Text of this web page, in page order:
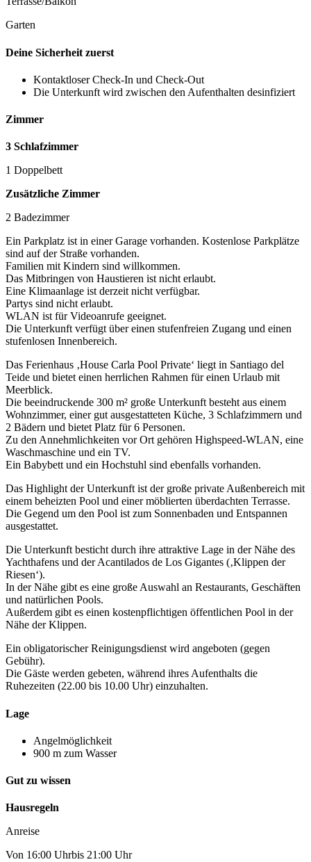
Garten
Deine Sicherheit zuerst
Kontaktloser Check-In und Check-Out
Die Unterkunft wird zwischen den Aufenthalten desinfiziert
Zimmer
3 Schlafzimmer
1 Doppelbett
Zusätzliche Zimmer
2 Badezimmer
Ein Parkplatz ist in einer Garage vorhanden. Kostenlose Parkplätze
sind auf der Straße vorhanden.
Familien mit Kindern sind willkommen.
Das Mitbringen von Haustieren ist nicht erlaubt.
Eine Klimaanlage ist derzeit nicht verfügbar.
Partys sind nicht erlaubt.
WLAN ist für Videoanrufe geeignet.
Die Unterkunft verfügt über einen stufenfreien Zugang und einen
stufenlosen Innenbereich.
Das Ferienhaus ‚House Carla Pool Private‘ liegt in Santiago del
Teide und bietet einen herrlichen Rahmen für einen Urlaub mit
Meerblick.
Die beeindruckende 300 m² große Unterkunft besteht aus einem
Wohnzimmer, einer gut ausgestatteten Küche, 3 Schlafzimmern und
2 Bädern und bietet Platz für 6 Personen.
Zu den Annehmlichkeiten vor Ort gehören Highspeed-WLAN, eine
Waschmaschine und ein TV.
Ein Babybett und ein Hochstuhl sind ebenfalls vorhanden.
Das Highlight der Unterkunft ist der große private Außenbereich mit
einem beheizten Pool und einer möblierten überdachten Terrasse.
Die Gegend um den Pool ist zum Sonnenbaden und Entspannen
ausgestattet.
Die Unterkunft besticht durch ihre attraktive Lage in der Nähe des
Yachthafens und der Acantilados de Los Gigantes (‚Klippen der
Riesen‘).
In der Nähe gibt es eine große Auswahl an Restaurants, Geschäften
und natürlichen Pools.
Außerdem gibt es einen kostenpflichtigen öffentlichen Pool in der
Nähe der Klippen.
Ein obligatorischer Reinigungsdienst wird angeboten (gegen
Gebühr).
Die Gäste werden gebeten, während ihres Aufenthalts die
Ruhezeiten (22.00 bis 10.00 Uhr) einzuhalten.
Lage
Angelmöglichkeit
900 m zum Wasser
Gut zu wissen
Hausregeln
Anreise
Von 16:00 Uhrbis 21:00 Uhr